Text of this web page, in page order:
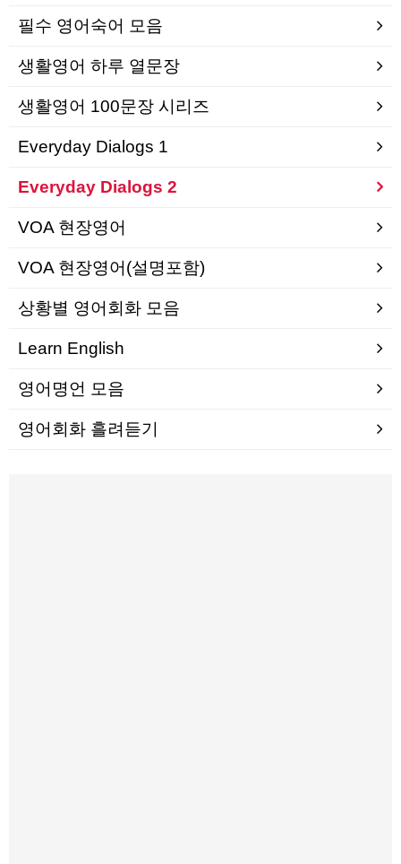
필수 영어숙어 모음
생활영어 하루 열문장
생활영어 100문장 시리즈
Everyday Dialogs 1
Everyday Dialogs 2
VOA 현장영어
VOA 현장영어(설명포함)
상황별 영어회화 모음
Learn English
영어명언 모음
영어회화 흘려듣기